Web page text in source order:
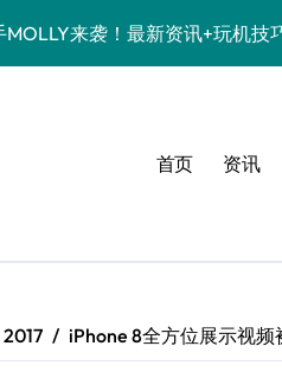
来袭！最新资讯+玩机技
特色功能大揭秘，速来围观！
来袭！小屏旗舰，亮点速览一手
REDMI K90亮点配置，一文全掌
在手，智能资讯生活一键全
袭！性能配置大升级，速来围观
首页 资讯
2017 iPhone 8全方位展示视